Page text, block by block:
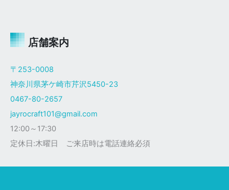
Ｘ
ク
様
店舗案内
〒253-0008
神奈川県茅ケ崎市芹沢5450-23
0467-80-2657
jayrocraft101@gmail.com
12:00～17:30
定休日:木曜日 ご来店時は電話連絡必須